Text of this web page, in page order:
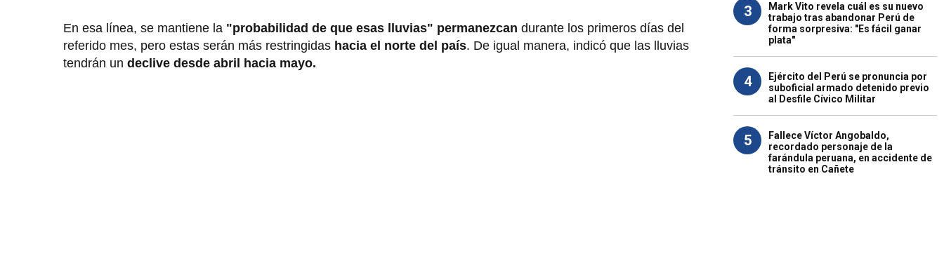
En esa línea, se mantiene la "probabilidad de que esas lluvias" permanezcan durante los primeros días del
referido mes, pero estas serán más restringidas hacia el norte del país. De igual manera, indicó que las lluvias
tendrán un declive desde abril hacia mayo.
3
Mark Vito revela cuál es su nuevo
trabajo tras abandonar Perú de
forma sorpresiva: "Es fácil ganar
plata"
4
Ejército del Perú se pronuncia por
suboficial armado detenido previo
al Desfile Cívico Militar
5
Fallece Víctor Angobaldo,
recordado personaje de la
farándula peruana, en accidente de
tránsito en Cañete